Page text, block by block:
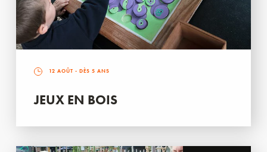
12 AOÛT - DÈS 5 ANS
JEUX EN BOIS